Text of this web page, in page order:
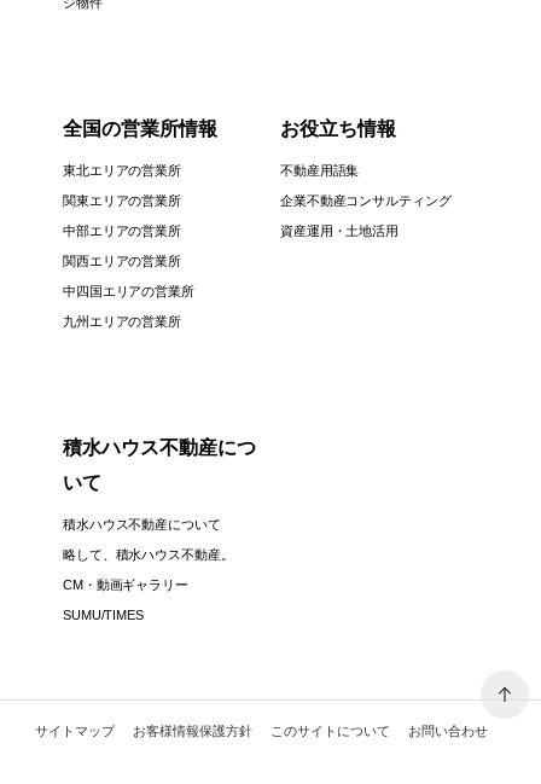
全国の営業所情報
東北エリアの営業所
関東エリアの営業所
中部エリアの営業所
関西エリアの営業所
中四国エリアの営業所
九州エリアの営業所
お役立ち情報
不動産用語集
企業不動産コンサルティング
資産運用・土地活用
積水ハウス不動産につ
いて
積水ハウス不動産について
略して、積水ハウス不動産。
CM・動画ギャラリー
SUMU/TIMES
サイトマップ お客様情報保護方針 このサイトについて お問い合わせ